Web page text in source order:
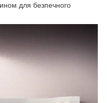
для безпечного